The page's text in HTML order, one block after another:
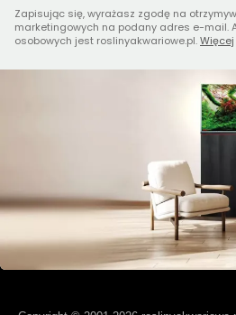
Zapisując się, wyrażasz zgodę na
marketingowych na podany adres e-mail.
osobowych jest roslinyakwariowe.pl.Więcej